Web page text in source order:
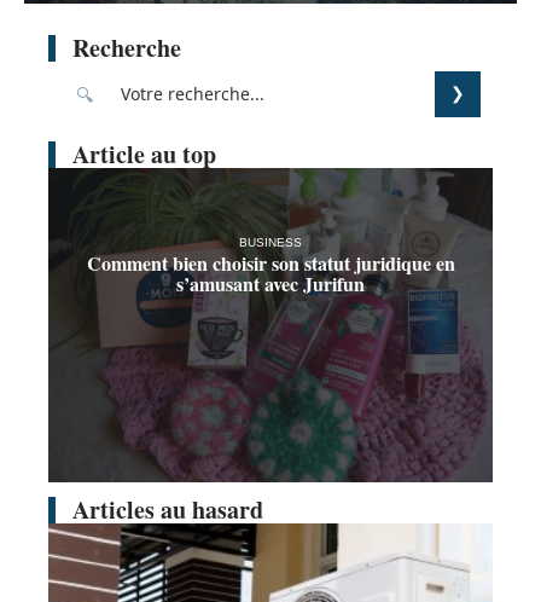
Recherche
Article au top
BUSINESS
Comment bien choisir son statut juridique en
s’amusant avec Jurifun
Articles au hasard